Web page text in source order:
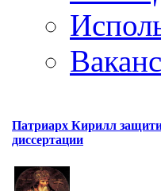
Патриарх Кирилл
диссертации